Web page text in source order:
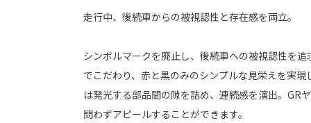
走行中、後続車からの被視認性と存在感を両立。
シンボルマークを廃止し、後続車への被視認性を
でこだわり、赤と黒のみのシンプルな見栄えを実
は発光する部品間の隙を詰め、連続感を演出。GR
問わずアピールすることができます。